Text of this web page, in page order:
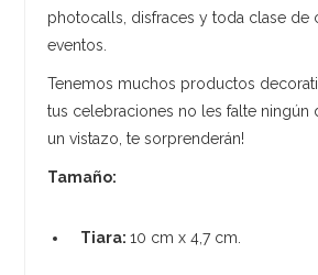
photocalls, disfraces y toda clase de
eventos.
Tenemos muchos productos
tus celebraciones no les falte ningún
un vistazo, te sorprenderán!
Tamaño:
Tiara:10 cm x 4,7 cm.